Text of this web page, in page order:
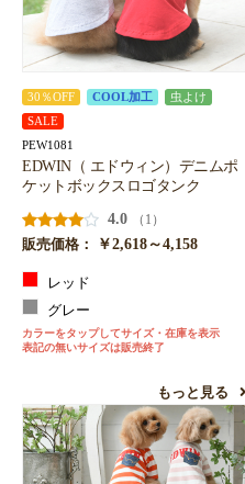
30％OFF COOL加工
虫よけ
SALE
PEW1081
EDWIN（ エドウィン）デニムポ
ケットボックスロゴタンク
4.0
（1）
販売価格：
￥2,618～4,158
レッド
グレー
カラーをタップしてサイズ・在庫を表示
表記の無いサイズは販売終了
もっと見る